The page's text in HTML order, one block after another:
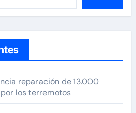
reparación de 13.000
los terremotos